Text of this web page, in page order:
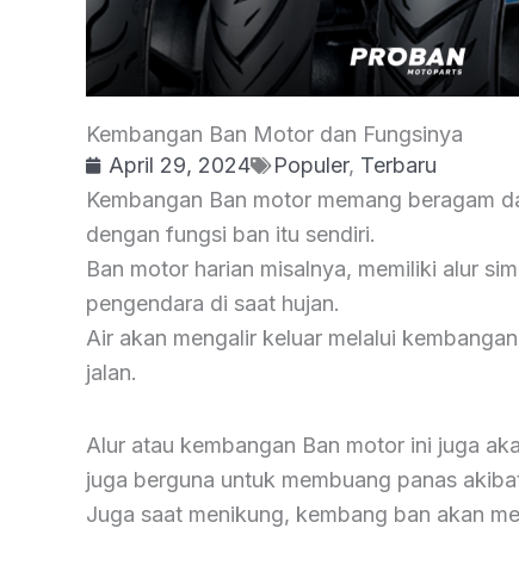
Kembangan Ban Motor dan Fungsinya
April 29, 2024
Populer, Terbaru
Kembangan Ban motor memang beragam
dengan fungsi ban itu sendiri.
Ban motor harian misalnya, memiliki alur
pengendara di saat hujan.
Air akan mengalir keluar melalui
jalan.
Alur atau kembangan Ban motor ini juga
juga berguna untuk membuang panas
Juga saat menikung, kembang ban akan